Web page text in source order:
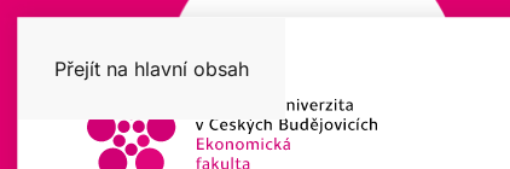
Přejít na hlavní obsah